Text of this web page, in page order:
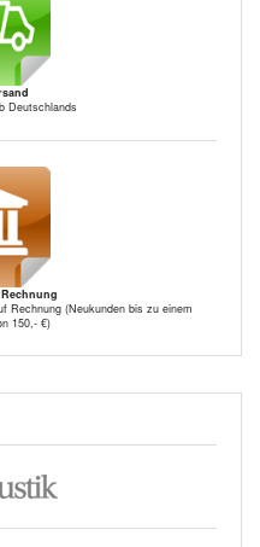
Deutschlands
Rechnung (Neukunden bis zu einem
150,- €)